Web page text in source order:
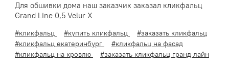
Для обшивки дома наш заказчик заказал кликфальц
Grand Line 0,5 Velur X
#кликфальц #купить кликфальц
#заказать кликфальц
#кликфальц екатеринбург
#кликфальц на фасад
#кликфальц на кровлю
#заказать кликфальц гранд лайн